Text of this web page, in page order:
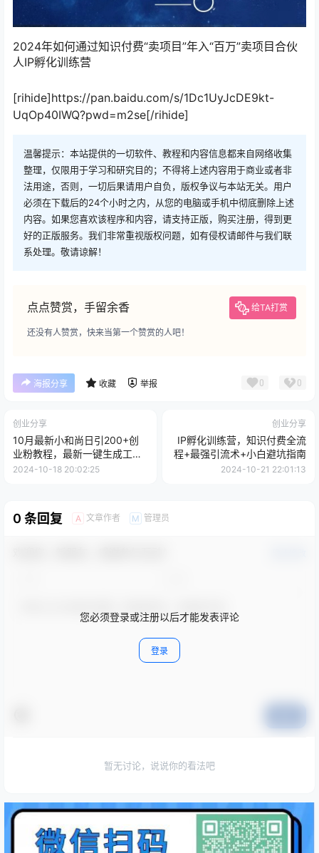
2024年如何通过知识付费“卖项目”年入“百万”卖项目合伙
人IP孵化训练营
[rihide]https://pan.baidu.com/s/1Dc1UyJcDE9kt-
UqOp40IWQ?pwd=m2se[/rihide]
温馨提示：本站提供的一切软件、教程和内容信息都来自网络收集
整理，仅限用于学习和研究目的；不得将上述内容用于商业或者非
法用途，否则，一切后果请用户自负，版权争议与本站无关。用户
必须在下载后的24个小时之内，从您的电脑或手机中彻底删除上述
内容。如果您喜欢该程序和内容，请支持正版，购买注册，得到更
好的正版服务。我们非常重视版权问题，如有侵权请邮件与我们联
系处理。敬请谅解！
点点赞赏，手留余香 给TA打赏
还没有人赞赏，快来当第一个赞赏的人吧！
海报分享 收藏 举报 0 0
创业分享
10月最新小和尚日引200+创
业粉教程，最新一键生成工具
3分钟一条，日稳...
2024-10-18 20:02:25
创业分享
IP孵化训练营，知识付费全流
程+最强引流术+小白避坑指南
2024-10-21 22:01:13
0 条回复 A 文章作者 M 管理员
您必须登录或注册以后才能发表评论
登录
暂无讨论，说说你的看法吧